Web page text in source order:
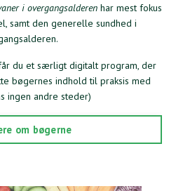
i overgangsalderenhar mest fokus
samt den generelle sundhed i
du et særligt digitalt program, der
bøgernes indhold til praksis med
ingen andre steder)
om bøgerne